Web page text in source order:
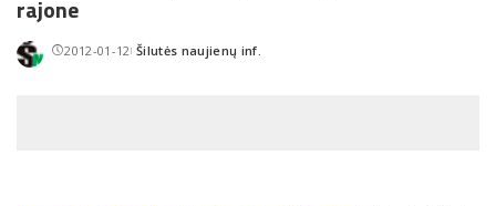
rajone
2012-01-12Posted
Šilutės naujienų inf.